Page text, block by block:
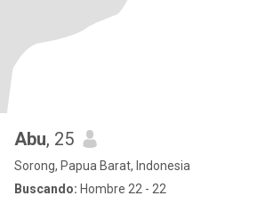
Abu, 25
Sorong, Papua Barat, Indonesia
Buscando: Hombre 22 - 22